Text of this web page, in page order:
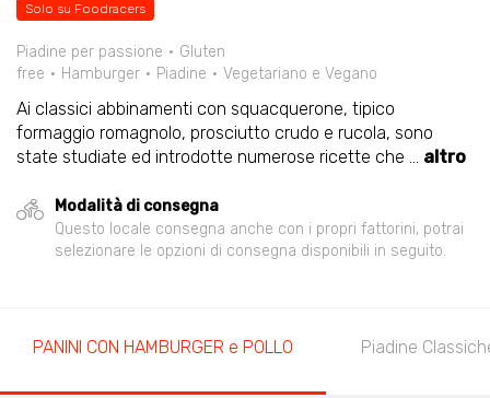
Solo su Foodracers
Piadine per passione
Gluten
free
Hamburger Piadine Vegetariano e Vegano
Ai classici abbinamenti con squacquerone, tipico
formaggio romagnolo, prosciutto crudo e rucola, sono
state studiate ed introdotte numerose ricette che ... altro
Modalità di consegna
Questo locale consegna anche con i propri fattorini, potrai
selezionare le opzioni di consegna disponibili in seguito.
PANINI CON HAMBURGER e POLLO Piadine